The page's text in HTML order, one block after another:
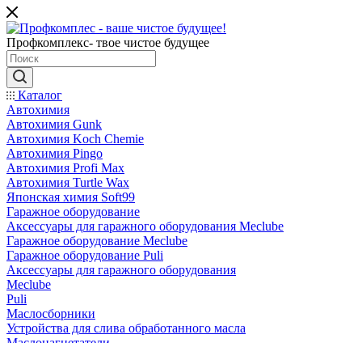
Профкомплекс- твое чистое будущее
Каталог
Автохимия
Автохимия Gunk
Автохимия Koch Chemie
Автохимия Pingo
Автохимия Profi Max
Автохимия Turtle Wax
Японская химия Soft99
Гаражное оборудование
Аксессуары для гаражного оборудования Meclube
Гаражное оборудование Meclube
Гаражное оборудование Puli
Аксессуары для гаражного оборудования
Meclube
Puli
Маслосборники
Устройства для слива обработанного масла